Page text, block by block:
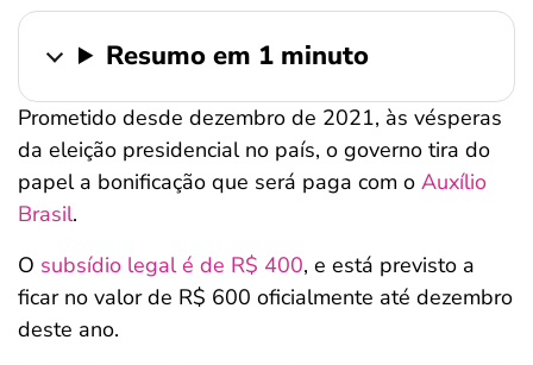
Resumo em 1 minuto
Prometido desde dezembro de 2021, às vésperas
da eleição presidencial no país, o governo tira do
papel a bonificação que será paga com o Auxílio
Brasil.
O subsídio legal é de R$ 400, e está previsto a
ficar no valor de R$ 600 oficialmente até dezembro
deste ano.